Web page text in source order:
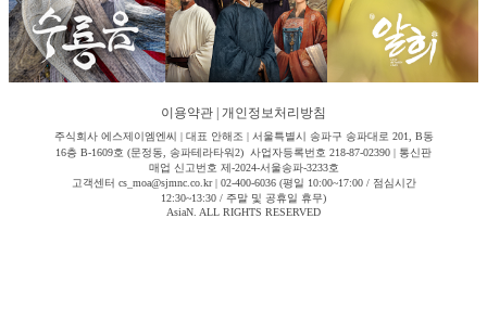
이용약관 개인정보처리방침
주식회사 에스제이엠엔씨 | 대표 안해조 | 서울특별시 송파구 송파대로 201, B동
16층 B-1609호 (문정동, 송파테라타워2) 사업자등록번호 218-87-02390 | 통신판
매업 신고번호 제-2024-서울송파-3233호
고객센터 cs_moa@sjmnc.co.kr | 02-400-6036 (평일 10:00~17:00 / 점심시간
12:30~13:30 / 주말 및 공휴일 휴무)
AsiaN. ALL RIGHTS RESERVED